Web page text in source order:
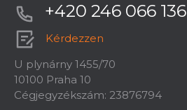
+420 246 066 136
Kérdezzen
U plynárny 1455/70
10100 Praha 10
Cégjegyzékszám: 23876794